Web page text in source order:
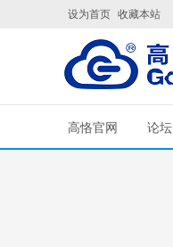
设为首页 收藏本站
高恪官网 论坛